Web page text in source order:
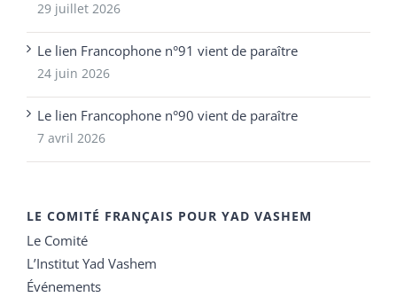
29 juillet 2026
Le lien Francophone n°91 vient de paraître
24 juin 2026
Le lien Francophone n°90 vient de paraître
7 avril 2026
LE COMITÉ FRANÇAIS POUR YAD VASHEM
Le Comité
L’Institut Yad Vashem
Événements